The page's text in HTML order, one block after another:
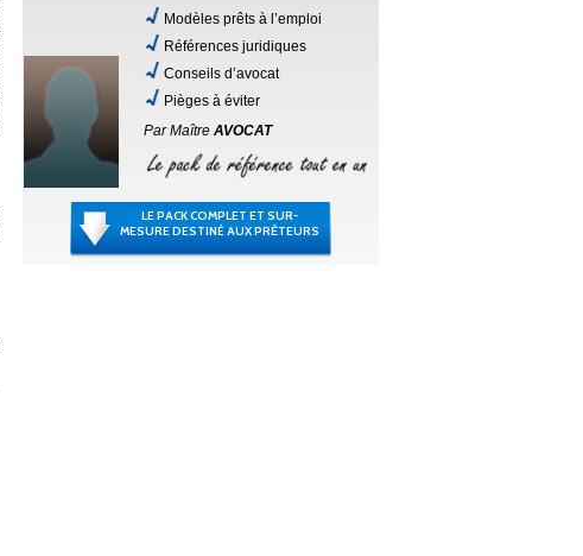
Modèles prêts à l’emploi
Références juridiques
Conseils d’avocat
Pièges à éviter
Par Maître AVOCAT
LE PACK COMPLET ET SUR-
MESURE DESTINÉ AUX PRÊTEURS